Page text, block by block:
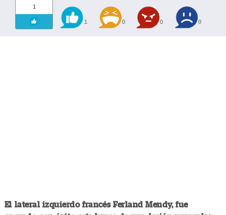
1
1 0 0 0
El lateral izquierdo francés Ferland Mendy, fue